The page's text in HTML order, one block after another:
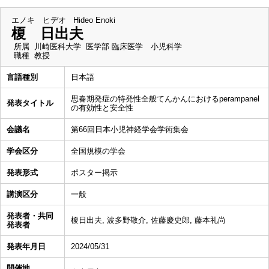
エノキ ヒデオ Hideo Enoki
榎 日出夫
所属
川崎医科大学 医学部 臨床医学 小児科学
職種 教授
言語種別 日本語
発表タイトル
思春期発症の特発性全般てんかんにおけるperampanel
の有効性と安全性
会議名 第66回日本小児神経学会学術集会
学会区分 全国規模の学会
発表形式 ポスター掲示
講演区分 一般
発表者・共同
発表者
榎日出夫, 波多野敬介, 佐藤慶史郎, 藤本礼尚
発表年月日 2024/05/31